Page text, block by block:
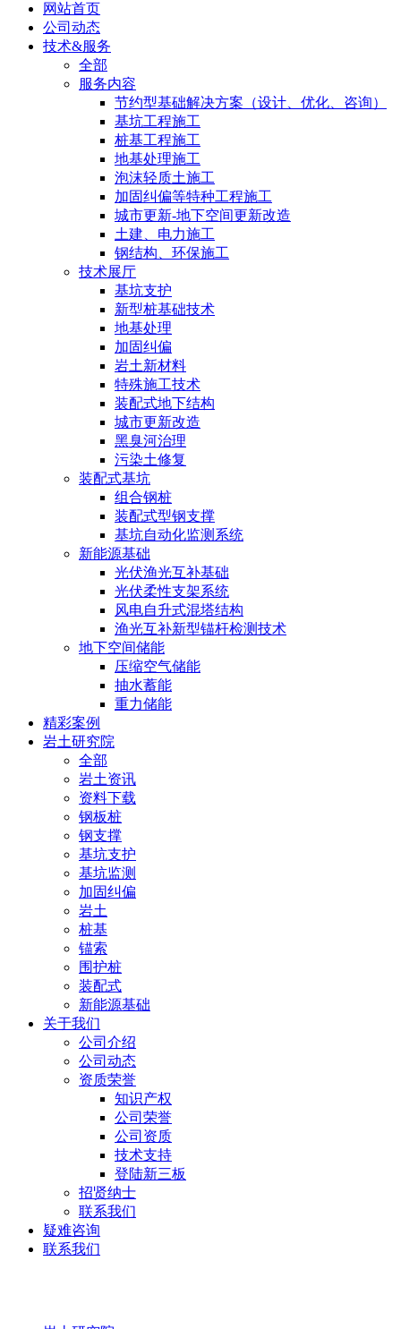
网站首页
公司动态
技术&服务
全部
服务内容
节约型基础解决方案（设计、优化、咨询）
基坑工程施工
桩基工程施工
地基处理施工
泡沫轻质土施工
加固纠偏等特种工程施工
城市更新-地下空间更新改造
土建、电力施工
钢结构、环保施工
技术展厅
基坑支护
新型桩基础技术
地基处理
加固纠偏
岩土新材料
特殊施工技术
装配式地下结构
城市更新改造
黑臭河治理
污染土修复
装配式基坑
组合钢桩
装配式型钢支撑
基坑自动化监测系统
新能源基础
光伏渔光互补基础
光伏柔性支架系统
风电自升式混塔结构
渔光互补新型锚杆检测技术
地下空间储能
压缩空气储能
抽水蓄能
重力储能
精彩案例
岩土研究院
全部
岩土资讯
资料下载
钢板桩
钢支撑
基坑支护
基坑监测
加固纠偏
岩土
桩基
锚索
围护桩
装配式
新能源基础
关于我们
公司介绍
公司动态
资质荣誉
知识产权
公司荣誉
公司资质
技术支持
登陆新三板
招贤纳士
联系我们
疑难咨询
联系我们